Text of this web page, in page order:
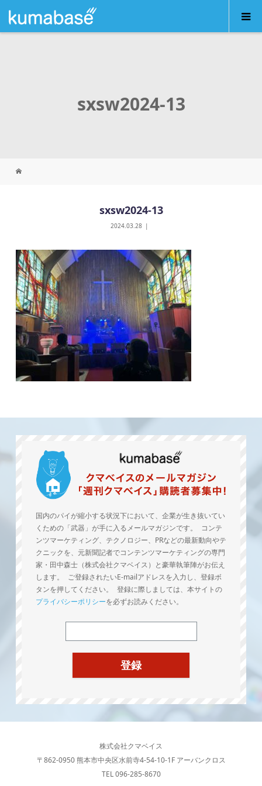
sxsw2024-13
sxsw2024-13
2024.03.28
国内のパイが縮小する状況下において、企業が生き抜いてい
くための「武器」が手に入るメールマガジンです。 コンテ
ンツマーケティング、テクノロジー、PRなどの最新動向やテ
クニックを、元新聞記者でコンテンツマーケティングの専門
家・田中森士（株式会社クマベイス）と豪華執筆陣がお伝え
します。 ご登録されたいE-mailアドレスを入力し、登録ボ
タンを押してください。 登録に際しましては、本サイトの
プライバシーポリシーを必ずお読みください。
株式会社クマベイス
〒862-0950 熊本市中央区水前寺4-54-10-1F アーバンクロス
TEL 096-285-8670